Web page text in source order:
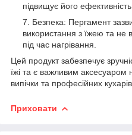
підвищує його ефективність
Безпека: Пергамент
використання з їжею та не
під час нагрівання.
Цей продукт забезпечує
їжі та є важливим аксесуаром
випічки та професійних кухарів.
Приховати